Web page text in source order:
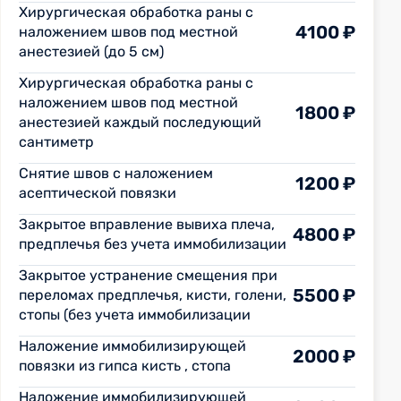
Хирургическая обработка раны с
наложением швов под местной
анестезией (до 5 см)
4100 ₽
Хирургическая обработка раны с
наложением швов под местной
анестезией каждый последующий
сантиметр
1800 ₽
Снятие швов с наложением
асептической повязки
1200 ₽
Закрытое вправление вывиха плеча,
предплечья без учета иммобилизации 4800 ₽
Закрытое устранение смещения при
переломах предплечья, кисти, голени,
стопы (без учета иммобилизации
5500 ₽
Наложение иммобилизирующей
повязки из гипса кисть , стопа
2000 ₽
Наложение иммобилизирующей